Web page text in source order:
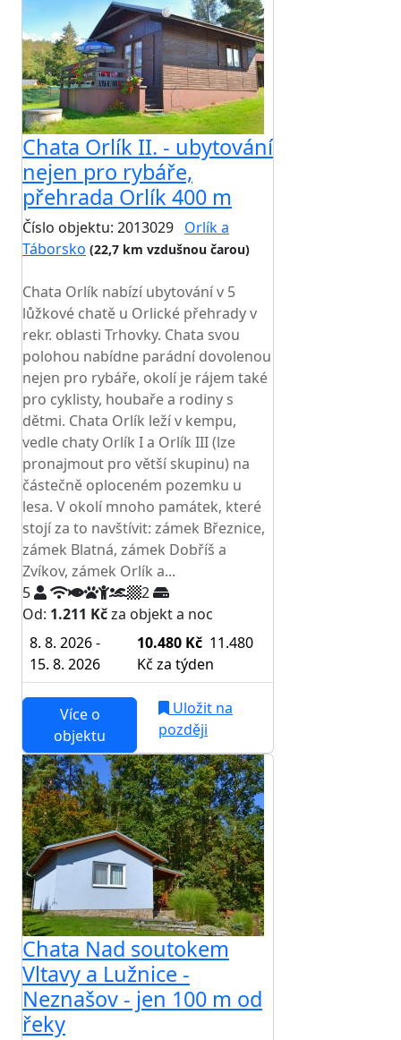
Chata Orlík II. - ubytování
nejen pro rybáře,
přehrada Orlík 400 m
Číslo objektu: 2013029 Orlík a
Táborsko (22,7 km vzdušnou čarou)
Chata Orlík nabízí ubytování v 5
lůžkové chatě u Orlické přehrady v
rekr. oblasti Trhovky. Chata svou
polohou nabídne parádní dovolenou
nejen pro rybáře, okolí je rájem také
pro cyklisty, houbaře a rodiny s
dětmi. Chata Orlík leží v kempu,
vedle chaty Orlík I a Orlík III (lze
pronajmout pro větší skupinu) na
částečně oploceném pozemku u
lesa. V okolí mnoho památek, které
stojí za to navštívit: zámek Březnice,
zámek Blatná, zámek Dobříš a
Zvíkov, zámek Orlík a...
5
2
Od: 1.211 Kčza objekt a noc
8. 8. 2026 -
15. 8. 2026
10.480 Kč 11.480
Kč za týden
Více o
objektu
Uložit na
později
Chata Nad soutokem
Vltavy a Lužnice -
Neznašov - jen 100 m od
řeky